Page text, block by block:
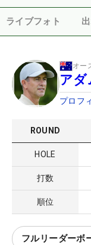
ライブフォト
オー
ア
プロフ
ROUND
HOLE
打数
順位
フルリーダーボ